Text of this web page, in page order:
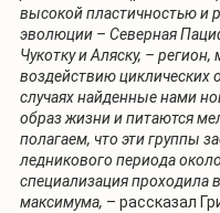
высокой пластичностью и
эволюции – Северная
Чукотку и Аляску, –
воздействию циклических
случаях найденные нами
образ жизни и питаются
полагаем, что эти группы
ледникового периода
специализация проходила
максимума, – рассказал